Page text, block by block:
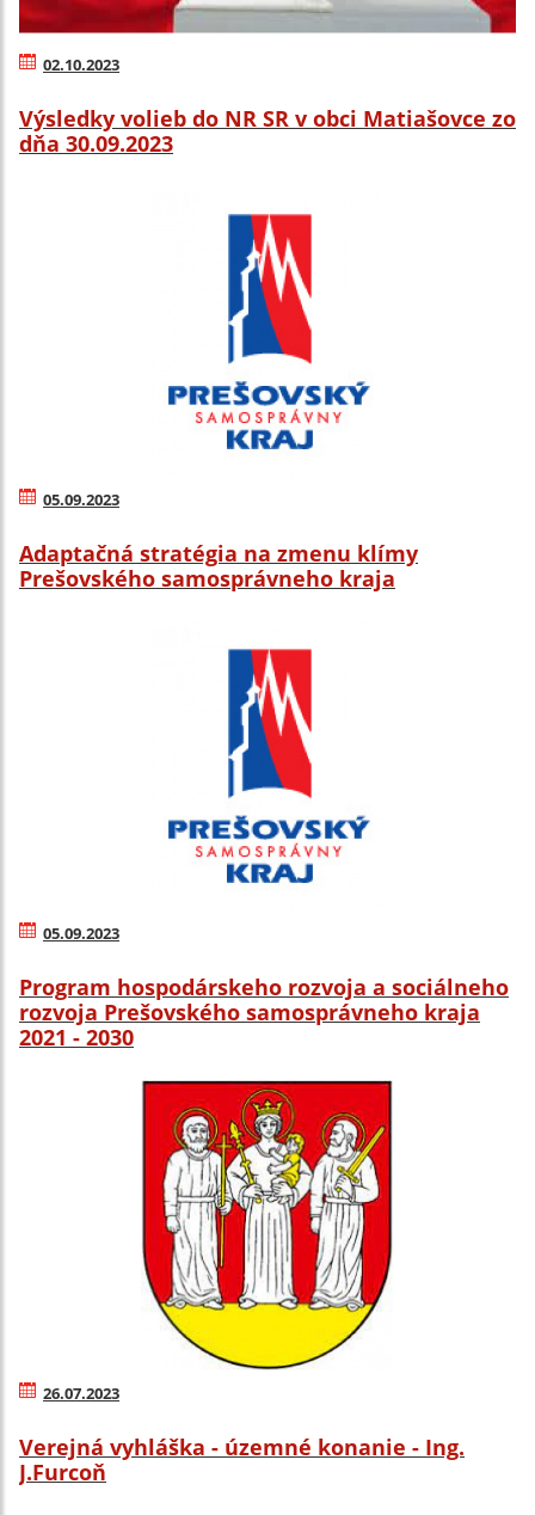
02.10.2023
Výsledky volieb do NR SR v obci Matiašovce zo
dňa 30.09.2023
05.09.2023
Adaptačná stratégia na zmenu klímy
Prešovského samosprávneho kraja
05.09.2023
Program hospodárskeho rozvoja a sociálneho
rozvoja Prešovského samosprávneho kraja
2021 - 2030
26.07.2023
Verejná vyhláška - územné konanie - Ing.
J.Furcoň